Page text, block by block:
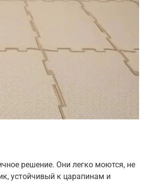
решение. Они легко моются, не
устойчивый к царапинам и